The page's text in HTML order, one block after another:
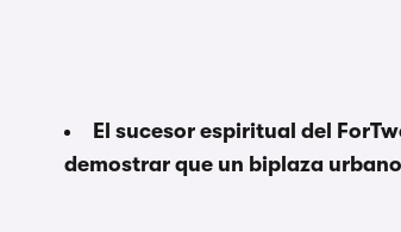
El sucesor espiritual del
demostrar que un biplaza